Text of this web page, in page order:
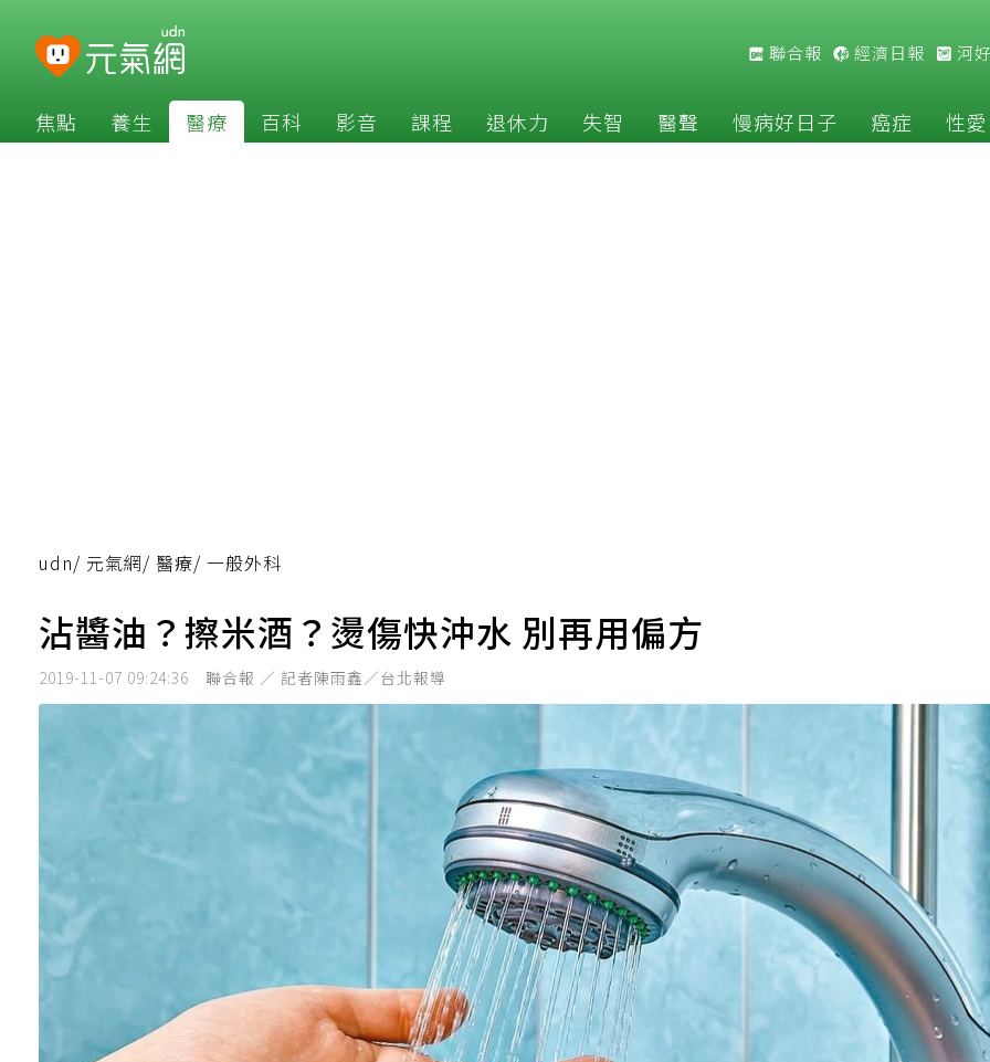
聯合報 經濟日報 河
焦點 養生 醫療 百科 影音 課程 退休力 失智 醫聲 慢病好日子 癌症 性愛
udn/ 元氣網/ 醫療/ 一般外科
沾醬油？擦米酒？燙傷快沖水 別再用偏方
2019-11-07 09:24:36 聯合報 ／ 記者陳雨鑫／台北報導